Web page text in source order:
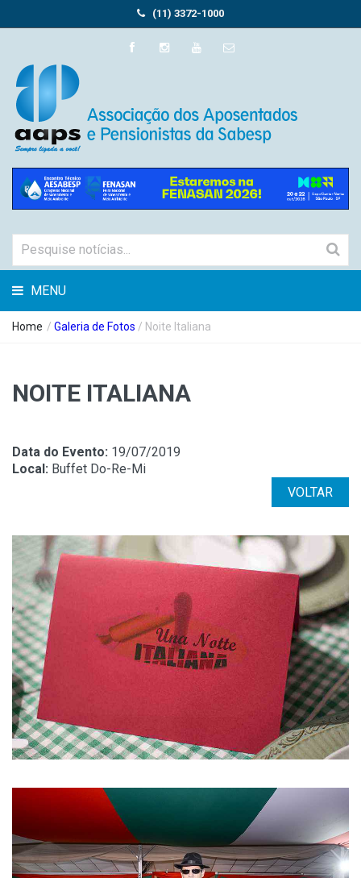
(11) 3372-1000
MENU
Home / Galeria de Fotos / Noite Italiana
NOITE ITALIANA
Data do Evento: 19/07/2019
Local: Buffet Do-Re-Mi
VOLTAR